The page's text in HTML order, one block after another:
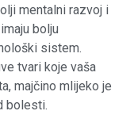
mentalni razvoj i
bolju
sistem.
tvari koje vaša
majčino mlijeko je
bolesti.